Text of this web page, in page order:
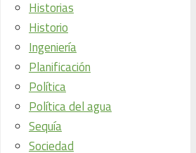
Historias
Historio
Ingeniería
Planificación
Política
Política del agua
Sequía
Sociedad